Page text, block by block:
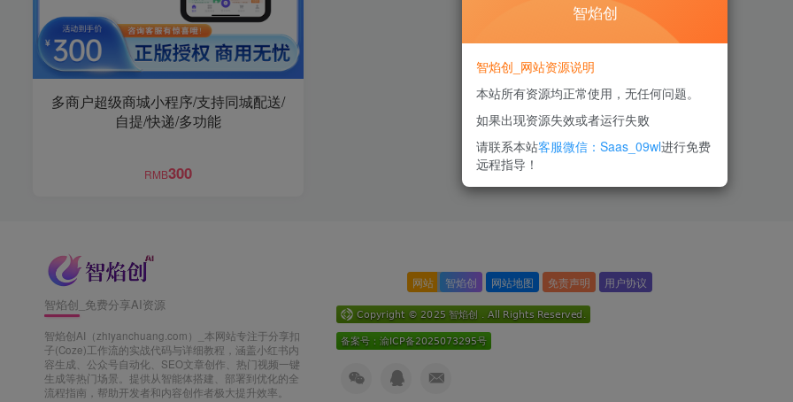
多商户超级商城小程序/支持同城配送/
自提/快递/多功能
RMB300
智焰创_免费分享AI资源
智焰创AI（zhiyanchuang.com）_本网站专注于分享扣
子(Coze)工作流的实战代码与详细教程，涵盖小红书内
容生成、公众号自动化、SEO文章创作、热门视频一键
生成等热门场景。提供从智能体搭建、部署到优化的全
流程指南，帮助开发者和内容创作者极大提升效率。
网站 智焰创 网站地图 免责声明 用户协议
智焰创
智焰创_网站资源说明
本站所有资源均正常使用，无任何问题。
如果出现资源失效或者运行失败
请联系本站客服微信：Saas_09wl进行免费
远程指导！